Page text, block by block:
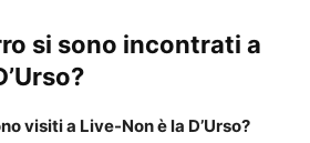
si sono incontrati a
visiti a Live-Non è la D’Urso?